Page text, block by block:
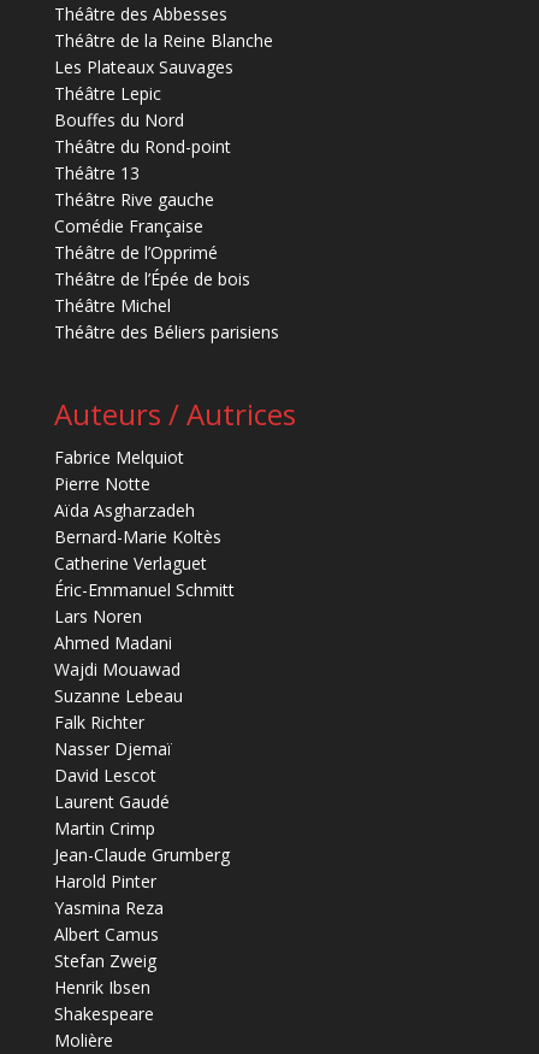
Théâtre des Abbesses
Théâtre de la Reine Blanche
Les Plateaux Sauvages
Théâtre Lepic
Bouffes du Nord
Théâtre du Rond-point
Théâtre 13
Théâtre Rive gauche
Comédie Française
Théâtre de l’Opprimé
Théâtre de l’Épée de bois
Théâtre Michel
Théâtre des Béliers parisiens
Auteurs / Autrices
Fabrice Melquiot
Pierre Notte
Aïda Asgharzadeh
Bernard-Marie Koltès
Catherine Verlaguet
Éric-Emmanuel Schmitt
Lars Noren
Ahmed Madani
Wajdi Mouawad
Suzanne Lebeau
Falk Richter
Nasser Djemaï
David Lescot
Laurent Gaudé
Martin Crimp
Jean-Claude Grumberg
Harold Pinter
Yasmina Reza
Albert Camus
Stefan Zweig
Henrik Ibsen
Shakespeare
Molière